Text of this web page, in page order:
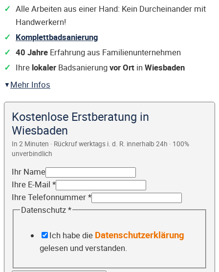
Alle Arbeiten aus einer Hand: Kein Durcheinander mit
Handwerkern!
Komplettbadsanierung
40 Jahre Erfahrung aus Familienunternehmen
Ihre lokaler Badsanierungvor Ort in Wiesbaden
Mehr Infos
Kostenlose Erstberatung in
Wiesbaden
In 2 Minuten · Rückruf werktags i. d. R. innerhalb 24h · 100%
unverbindlich
Ihr Name
Ihre E-Mail *
Ihre Telefonnummer*
Datenschutz*
Ich habe die Datenschutzerklärung
gelesen und verstanden.